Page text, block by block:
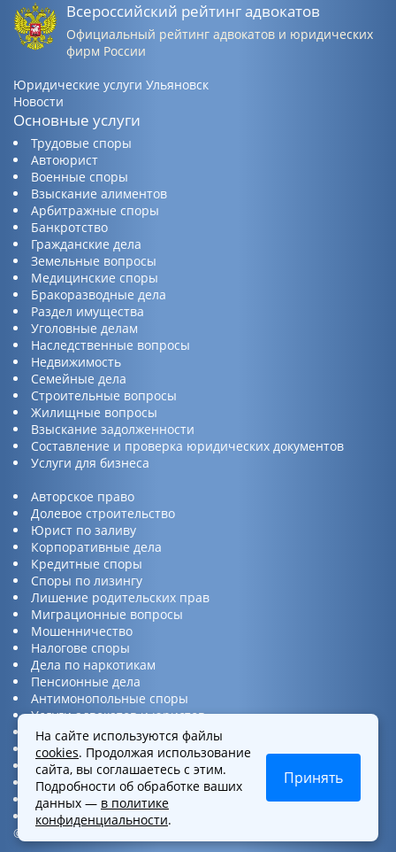
Всероссийский рейтинг адвокатов
Официальный рейтинг адвокатов и юридических
фирм России
Юридические услуги Ульяновск
Новости
Основные услуги
Трудовые споры
Автоюрист
Военные споры
Взыскание алиментов
Арбитражные споры
Банкротство
Гражданские дела
Земельные вопросы
Медицинские споры
Бракоразводные дела
Раздел имущества
Уголовные делам
Наследственные вопросы
Недвижимость
Семейные дела
Строительные вопросы
Жилищные вопросы
Взыскание задолженности
Составление и проверка юридических документов
Услуги для бизнеса
Авторское право
Долевое строительство
Юрист по заливу
Корпоративные дела
Кредитные споры
Споры по лизингу
Лишение родительских прав
Миграционные вопросы
Мошенничество
Налогове споры
Дела по наркотикам
Пенсионные дела
Антимонопольные споры
Услуги адвокатов и юристов
Юридическая консультация
Споры по ДТП
Защита прав потребителей
Услуги по бизнес вопросам
Интеллектуальная собственность
Представительство в суде
©2016-2026
На сайте используются файлы
cookies. Продолжая использование
сайта, вы соглашаетесь с этим.
Подробности об обработке ваших
данных — в политике
конфиденциальности.
Принять